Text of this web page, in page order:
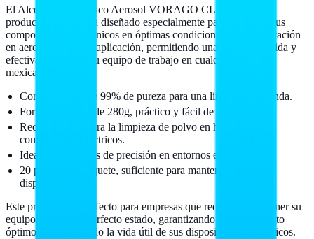
El Alcohol Isopropílico Aerosol VORAGO CLN-111 es un
producto de limpieza diseñado especialmente para mantener tus
componentes electrónicos en óptimas condiciones. Su presentación
en aerosol facilita la aplicación, permitiendo una limpieza rápida y
efectiva, ideal para tu equipo de trabajo en cualquier PyME
mexicana.
Concentración de 99% de pureza para una limpieza profunda.
Formato aerosol de 280g, práctico y fácil de usar.
Recomendado para la limpieza de polvo en hardware y
componentes eléctricos.
Ideal para trabajos de precisión en entornos electrónicos.
20 piezas por paquete, suficiente para mantener múltiples
dispositivos.
Este producto es perfecto para empresas que requieren mantener su
equipo técnico en perfecto estado, garantizando un rendimiento
óptimo y prolongando la vida útil de sus dispositivos electrónicos.